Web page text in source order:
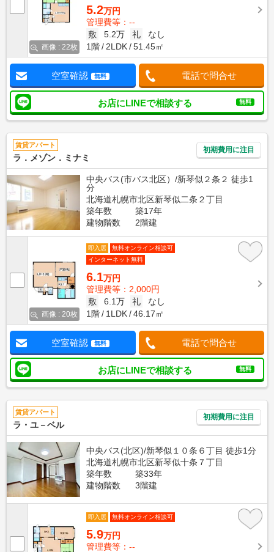
画像 : 22枚
5.2万円
管理費等：--
敷
5.2万 礼
なし
1階
2LDK 51.45㎡
空室確認 無料 電話で問合せ
お店にLINEで相談する 無料
賃貸アパート
ラ．メゾン．ミナミ
初期費用に注目
中央バス(市バス北区）/新琴似２条２ 徒歩1
分
北海道札幌市北区新琴似二条２丁目
築年数
築17年
建物階数
2階建
画像 : 20枚
即入居
無料オンライン相談可
インターネット無料
6.1万円
管理費等：2,000円
敷
6.1万 礼
なし
1階
1LDK 46.17㎡
空室確認 無料 電話で問合せ
お店にLINEで相談する 無料
賃貸アパート
ラ・ユ－ベル
初期費用に注目
中央バス(北区)/新琴似１０条６丁目 徒歩1分
北海道札幌市北区新琴似十条７丁目
築年数
築33年
建物階数
3階建
即入居 無料オンライン相談可
5.9万円
管理費等：--